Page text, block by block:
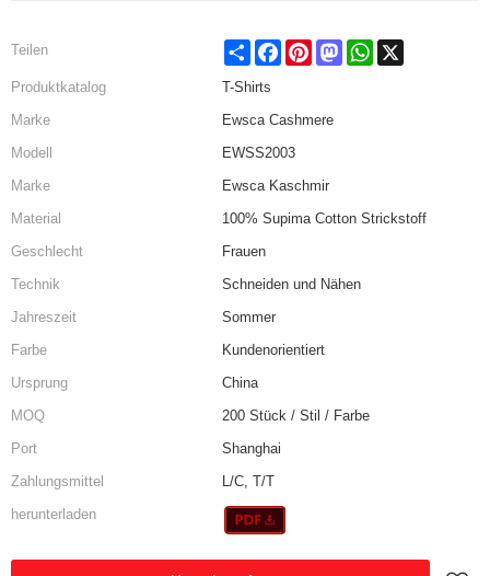
Teilen Share FacebookPinterestMastodonWhatsApp
Produktkatalog
T-Shirts
Marke
Ewsca Cashmere
Modell
EWSS2003
Marke
Ewsca Kaschmir
Material
100% Supima Cotton Strickstoff
Geschlecht
Frauen
Technik
Schneiden und Nähen
Jahreszeit
Sommer
Farbe
Kundenorientiert
Ursprung
China
MOQ
200 Stück / Stil / Farbe
Port
Shanghai
Zahlungsmittel
L/C, T/T
herunterladen